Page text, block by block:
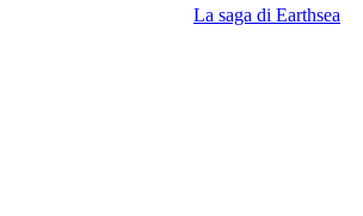
La saga di Earthsea